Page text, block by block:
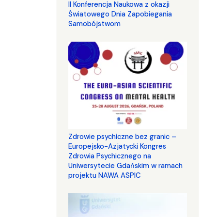
II Konferencja Naukowa z okazji
Światowego Dnia Zapobiegania
Samobójstwom
Zdrowie psychiczne bez granic –
Europejsko-Azjatycki Kongres
Zdrowia Psychicznego na
Uniwersytecie Gdańskim w ramach
projektu NAWA ASPIC